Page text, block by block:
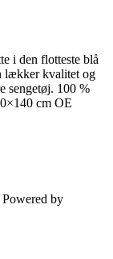
i den flotteste blå
lækker kvalitet og
sengetøj. 100 %
cm OE
Powered by